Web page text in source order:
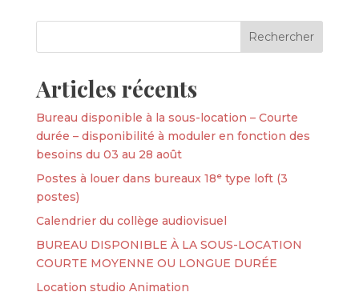
Articles récents
Bureau disponible à la sous-location – Courte
durée – disponibilité à moduler en fonction des
besoins du 03 au 28 août
Postes à louer dans bureaux 18ᵉ type loft (3
postes)
Calendrier du collège audiovisuel
BUREAU DISPONIBLE À LA SOUS-LOCATION
COURTE MOYENNE OU LONGUE DURÉE
Location studio Animation